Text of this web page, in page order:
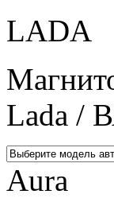
LADA
Lada /
Aura